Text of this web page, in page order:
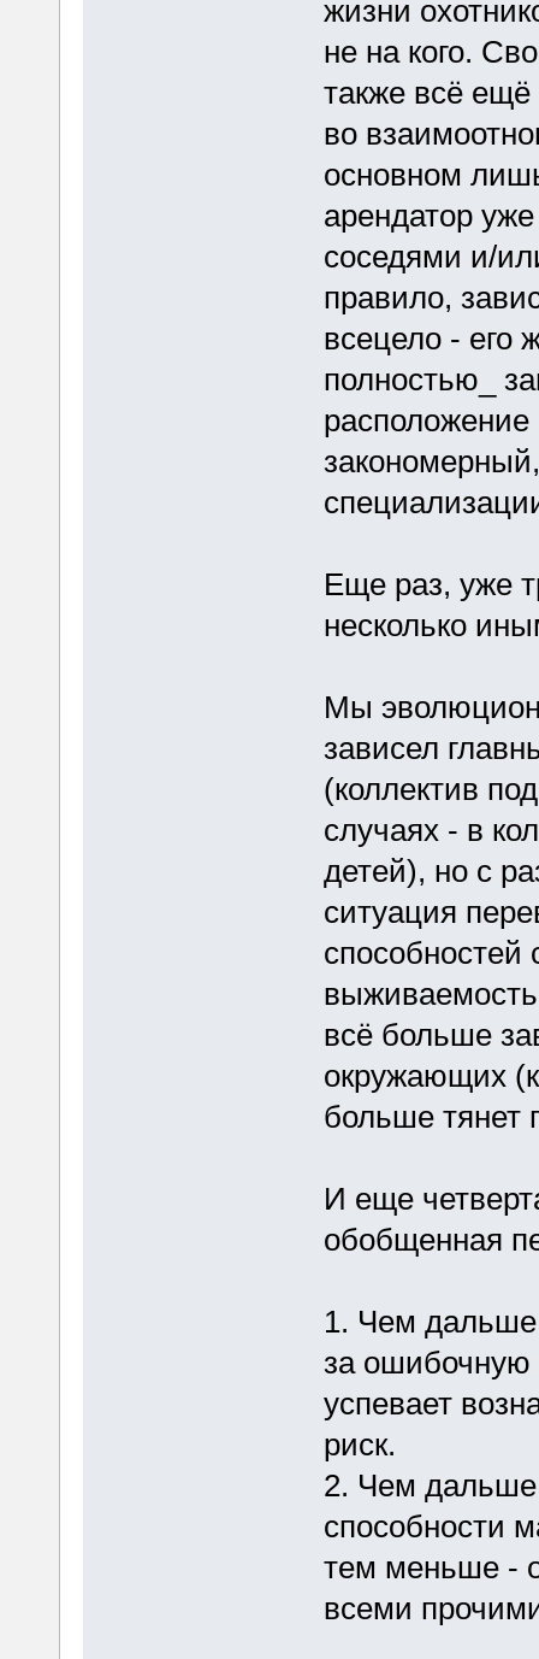
жизни
не на кого.
также всё ещё
во
основном
арендатор
соседями и/
правило,
всецело - его
полностью_
расположение
Еще раз, уже
несколько
Мы
зависел
(коллектив
случаях - в
детей), но с
ситуация
способностей
всё больше
окружающих
больше тянет
И еще
обобщенная
1. Чем
за ошибочную
успевает
риск.
2. Чем
способности
тем меньше -
всеми